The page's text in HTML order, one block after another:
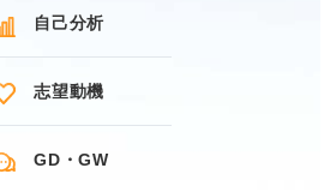
自己分析
志望動機
GD・GW